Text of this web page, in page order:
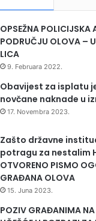
OPSEŽNA POLICIJSKA
PODRUČJU OLOVA –
LICA
9. Februara 2022.
Obavijest za isplatu
novčane naknade u
17. Novembra 2023.
Zašto državne
potragu za nestalim
OTVORENO PISMO
GRAĐANA OLOVA
15. Juna 2023.
POZIV GRAĐANIMA